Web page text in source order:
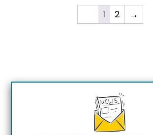
1 2 →